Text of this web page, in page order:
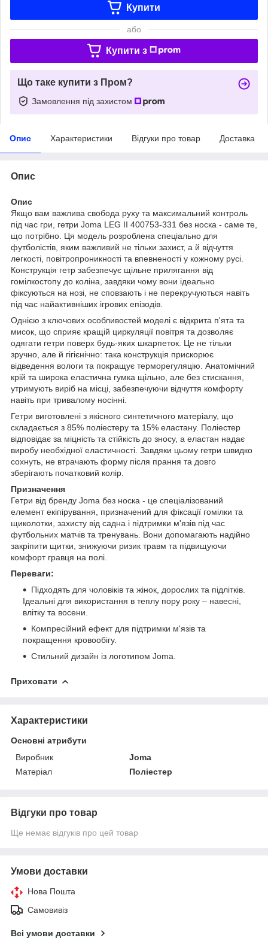
Купити
або
Купити з
Що таке купити з Пром?
Замовлення під захистом
Опис Характеристики Відгуки про товар Доставка
Опис
Опис
Якщо вам важлива свобода руху та максимальний контроль
під час гри, гетри Joma LEG II 400753-331 без носка - саме те,
що потрібно. Ця модель розроблена спеціально для
футболістів, яким важливий не тільки захист, а й відчуття
легкості, повітропроникності та впевненості у кожному русі.
Конструкція гетр забезпечує щільне прилягання від
гомілкостопу до коліна, завдяки чому вони ідеально
фіксуються на нозі, не сповзають і не перекручуються навіть
під час найактивніших ігрових епізодів.
Однією з ключових особливостей моделі є відкрита п'ята та
мисок, що сприяє кращій циркуляції повітря та дозволяє
одягати гетри поверх будь-яких шкарпеток. Це не тільки
зручно, але й гігієнічно: така конструкція прискорює
відведення вологи та покращує терморегуляцію. Анатомічний
крій та широка еластична гумка щільно, але без стискання,
утримують виріб на місці, забезпечуючи відчуття комфорту
навіть при тривалому носінні.
Гетри виготовлені з якісного синтетичного матеріалу, що
складається з 85% поліестеру та 15% еластану. Поліестер
відповідає за міцність та стійкість до зносу, а еластан надає
виробу необхідної еластичності. Завдяки цьому гетри швидко
сохнуть, не втрачають форму після прання та довго
зберігають початковий колір.
Призначення
Гетри від бренду Joma без носка - це спеціалізований
елемент екіпірування, призначений для фіксації гомілки та
щиколотки, захисту від садна і підтримки м'язів під час
футбольних матчів та тренувань. Вони допомагають надійно
закріпити щитки, знижуючи ризик травм та підвищуючи
комфорт гравця на полі.
Переваги:
Підходять для чоловіків та жінок, дорослих та підлітків.
Ідеальні для використання в теплу пору року – навесні,
влітку та восени.
Компресійний ефект для підтримки м'язів та
покращення кровообігу.
Стильний дизайн із логотипом Joma.
Приховати
Характеристики
Основні атрибути
Виробник
Joma
Матеріал
Поліестер
Відгуки про товар
Ще немає відгуків про цей товар
Умови доставки
Нова Пошта
Самовивіз
Всі умови доставки